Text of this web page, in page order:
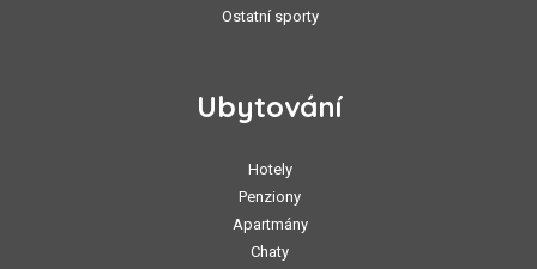
Ostatní sporty
Ubytování
Hotely
Penziony
Apartmány
Chaty